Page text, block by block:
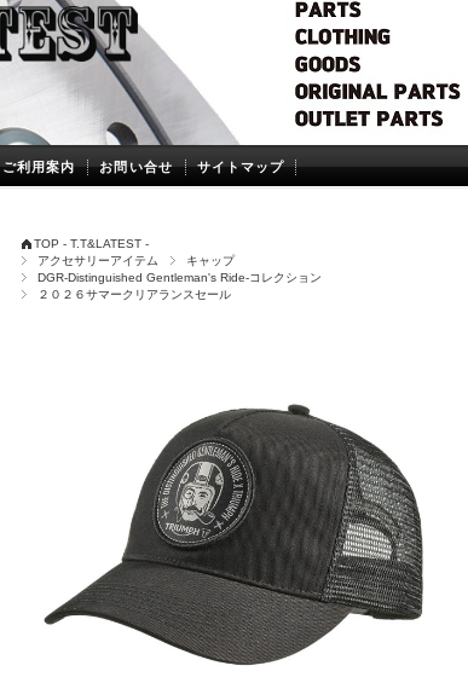
ご利用案内 お問い合せ サイトマップ
TOP - T.T&LATEST -
アクセサリーアイテム
キャップ
DGR-Distinguished Gentleman's Ride-コレクション
２０２６サマークリアランスセール